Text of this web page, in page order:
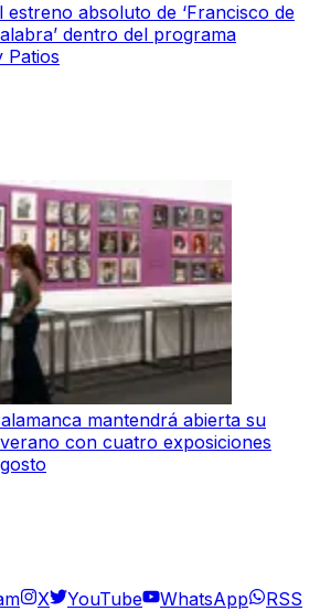
estreno absoluto de ‘Francisco de
dentro del programa
Patios
mantendrá abierta su
con cuatro exposiciones
X YouTube WhatsApp RSS